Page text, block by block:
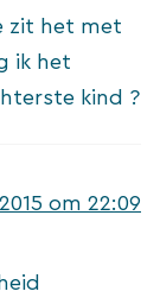
zit het met
ik het
kind ?
om 22:09